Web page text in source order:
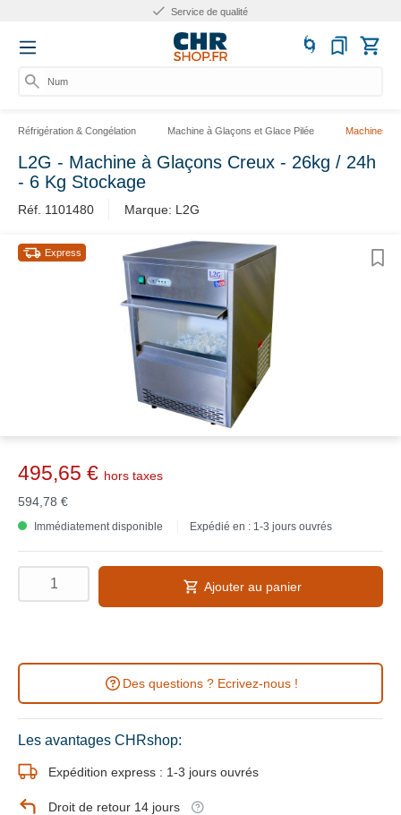
Service de qualité
Numér
Réfrigération & Congélation Machine à Glaçons et Glace Pilée Machines à
L2G - Machine à Glaçons Creux - 26kg / 24h
- 6 Kg Stockage
Réf. 1101480 Marque: L2G
Express
495,65 € hors taxes
594,78 €
Immédiatement disponible Expédié en : 1-3 jours ouvrés
Ajouter au panier
Des questions ? Ecrivez-nous !
Les avantages CHRshop:
Expédition express : 1-3 jours ouvrés
Droit de retour 14 jours